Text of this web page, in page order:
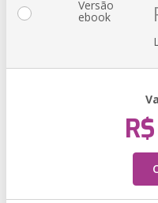
Versão
ebook